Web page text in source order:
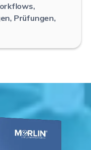
Prüfungen,